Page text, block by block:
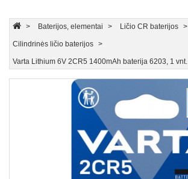
Baterijos, elementai Ličio CR baterijos
Cilindrinės ličio baterijos
Varta Lithium 6V 2CR5 1400mAh baterija 6203, 1 vnt.